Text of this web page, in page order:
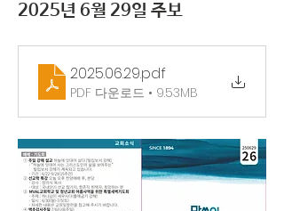
2025년 6월 29일 주보
2025.06.29.pdf
PDF 다운로드 • 9.53MB